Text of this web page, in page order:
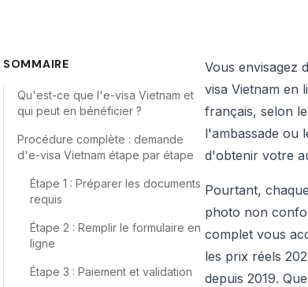
SOMMAIRE
Qu'est-ce que l'e-visa Vietnam et
qui peut en bénéficier ?
Procédure complète : demande
d'e-visa Vietnam étape par étape
Étape 1 : Préparer les documents
requis
Étape 2 : Remplir le formulaire en
ligne
Étape 3 : Paiement et validation
Vous envisagez
visa Vietnam en
français, selon
l'ambassade ou
d'obtenir votre
Pourtant,
photo non
complet vous
les prix réels
depuis 2019.